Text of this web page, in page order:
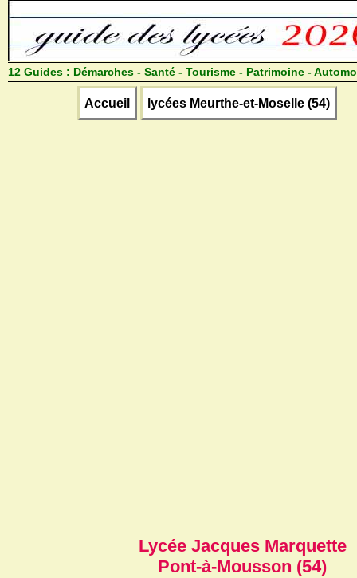
12 Guides : Démarches - Santé - Tourisme - Patrimoine -
Accueil lycées Meurthe-et-Moselle (54)
Lycée Jacques Marquette
Pont-à-Mousson (54)